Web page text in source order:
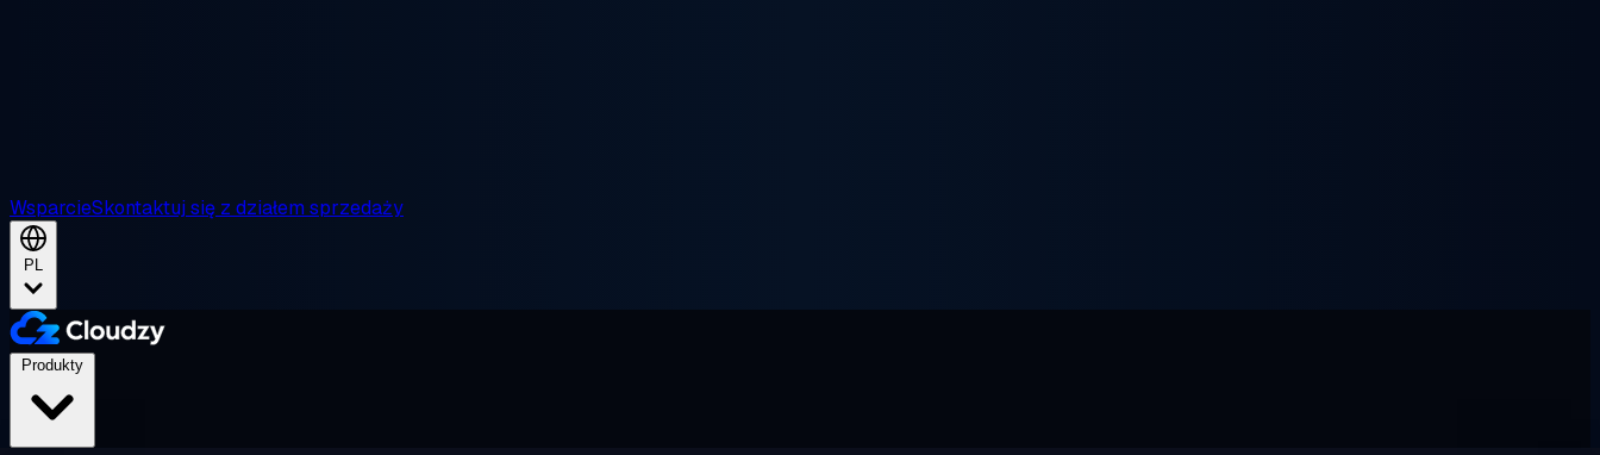
WsparcieSkontaktuj się z działem sprzedaży
PL